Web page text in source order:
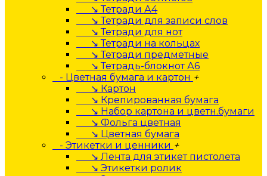
↘ Тетради А4
↘ Тетради для записи слов
↘ Тетради для нот
↘ Тетради на кольцах
↘ Тетради предметные
↘ Тетрадь-блокнот А6
- Цветная бумага и картон +
↘ Картон
↘ Крепированная бумага
↘ Набор картона и цветн.бумаги
↘ Фольга цветная
↘ Цветная бумага
- Этикетки и ценники +
↘ Лента для этикет пистолета
↘ Этикетки ролик